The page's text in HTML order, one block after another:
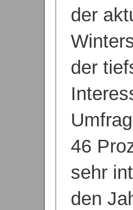
der
der
46
sehr
den